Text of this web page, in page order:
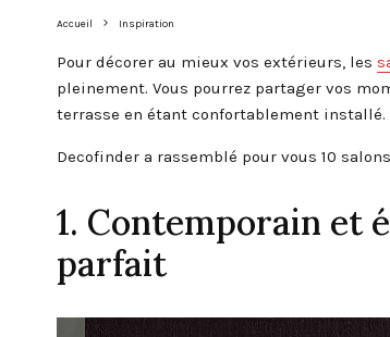
Accueil Inspiration
Pour décorer au mieux vos extérieurs, les
pleinement. Vous pourrez partager vos
terrasse en étant confortablement installé.
Decofinder a rassemblé pour vous 10
1. Contemporain et
parfait